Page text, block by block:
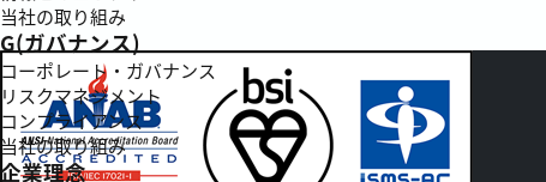
当社の取り組み
G(ガバナンス)
コーポレート・ガバナンス
リスクマネジメント
コンプライアンス
当社の取り組み
企業理念